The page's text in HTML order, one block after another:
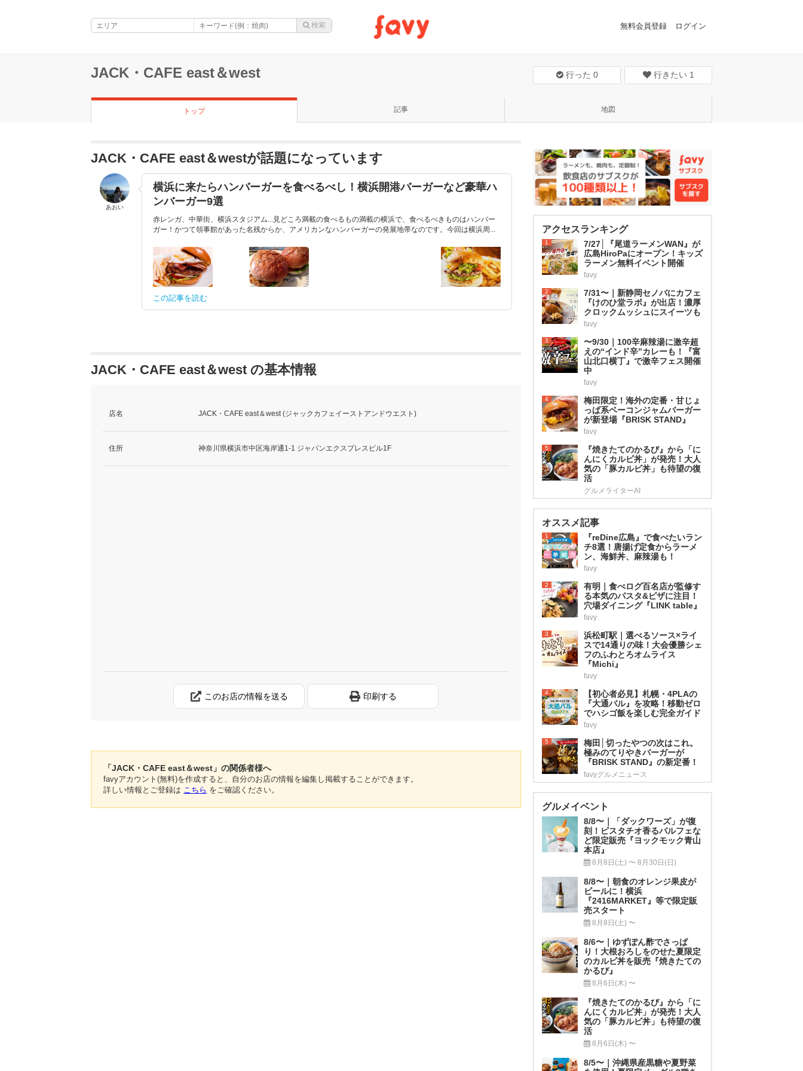
無料会員登録 ログイン
JACK・CAFE east＆west 行った 0 行きたい 1
トップ 記事 地図
JACK・CAFE east＆westが話題になっています
あおい
横浜に来たらハンバーガーを食べるべし！横浜開港バーガーなど豪華ハ
ンバーガー9選
赤レンガ、中華街、横浜スタジアム...見どころ満載の食べるもの満載の横浜で、食べるべきものはハンバー
ガー！かつて領事館があった名残からか、アメリカンなハンバーガーの発展地帯なのです。今回は横浜周...
この記事を読む
JACK・CAFE east＆west の基本情報
店名 JACK・CAFE east＆west (ジャックカフェイーストアンドウエスト)
住所 神奈川県横浜市中区海岸通1-1 ジャパンエクスプレスビル1F
このお店の情報を送る 印刷する
「JACK・CAFE east＆west」の関係者様へ
favyアカウント(無料)を作成すると、自分のお店の情報を編集し掲載することができます。
詳しい情報とご登録は こちら をご確認ください。
アクセスランキング
1
7/27│『尾道ラーメンWAN』が
広島HiroPaにオープン！キッズ
ラーメン無料イベント開催
favy
2
7/31〜｜新静岡セノバにカフェ
『けのひ堂ラボ』が出店！濃厚
クロックムッシュにスイーツも
favy
3
〜9/30｜100辛麻辣湯に激辛超
えの“インド辛”カレーも！『富
山北口横丁』で激辛フェス開催
中
favy
4
梅田限定！海外の定番・甘じょ
っぱ系ベーコンジャムバーガー
が新登場『BRISK STAND』
favy
5
『焼きたてのかるび』から「に
んにくカルビ丼」が発売！大人
気の「豚カルビ丼」も待望の復
活
グルメライターAI
オススメ記事
1
『reDine広島』で食べたいラン
チ8選！唐揚げ定食からラーメ
ン、海鮮丼、麻辣湯も！
favy
2
有明｜食べログ百名店が監修す
る本気のパスタ&ピザに注目！
穴場ダイニング『LINK table』
favy
3
浜松町駅｜選べるソース×ライ
スで14通りの味！大会優勝シェ
フのふわとろオムライス
『Michi』
favy
4
【初心者必見】札幌・4PLAの
『大通バル』を攻略！移動ゼロ
でハシゴ飯を楽しむ完全ガイド
favy
5
梅田│切ったやつの次はこれ。
極みのてりやきバーガーが
『BRISK STAND』の新定番！
favyグルメニュース
グルメイベント
8/8〜｜「ダックワーズ」が復
刻！ピスタチオ香るパルフェな
ど限定販売『ヨックモック青山
本店』
8月8日(土) 〜 8月30日(日)
8/8〜｜朝食のオレンジ果皮が
ビールに！横浜
『2416MARKET』等で限定販
売スタート
8月8日(土) 〜
8/6〜｜ゆずぽん酢でさっぱ
り！大根おろしをのせた夏限定
のカルビ丼を販売『焼きたての
かるび』
8月6日(木) 〜
『焼きたてのかるび』から「に
んにくカルビ丼」が発売！大人
気の「豚カルビ丼」も待望の復
活
8月6日(木) 〜
8/5〜｜沖縄県産黒糖や夏野菜